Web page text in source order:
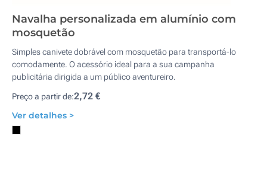
Navalha personalizada em alumínio com
mosquetão
Simples canivete dobrável com mosquetão para transportá-lo
comodamente. O acessório ideal para a sua campanha
publicitária dirigida a um público aventureiro.
Preço a partir de:2,72 €
Ver detalhes >